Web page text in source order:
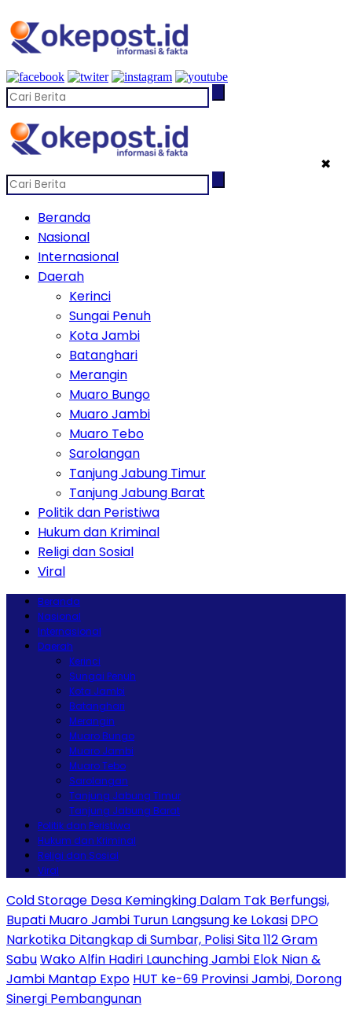
✖
Beranda
Nasional
Internasional
Daerah
Kerinci
Sungai Penuh
Kota Jambi
Batanghari
Merangin
Muaro Bungo
Muaro Jambi
Muaro Tebo
Sarolangan
Tanjung Jabung Timur
Tanjung Jabung Barat
Politik dan Peristiwa
Hukum dan Kriminal
Religi dan Sosial
Viral
Beranda
Nasional
Internasional
Daerah
Kerinci
Sungai Penuh
Kota Jambi
Batanghari
Merangin
Muaro Bungo
Muaro Jambi
Muaro Tebo
Sarolangan
Tanjung Jabung Timur
Tanjung Jabung Barat
Politik dan Peristiwa
Hukum dan Kriminal
Religi dan Sosial
Viral
Cold Storage Desa Kemingking Dalam Tak Berfungsi,
Bupati Muaro Jambi Turun Langsung ke Lokasi DPO
Narkotika Ditangkap di Sumbar, Polisi Sita 112 Gram
SabuWako Alfin Hadiri Launching Jambi Elok Nian &
Jambi Mantap Expo HUT ke-69 Provinsi Jambi, Dorong
Sinergi Pembangunan